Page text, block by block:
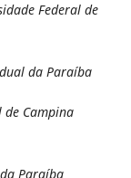
Federal de
da Paraíba
de Campina
Paraíba